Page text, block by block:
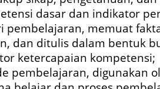
dasar dan indikator
pembelajaran, memuat
dan ditulis dalam bentuk
ketercapaian kompetensi;
pembelajaran, digunakan